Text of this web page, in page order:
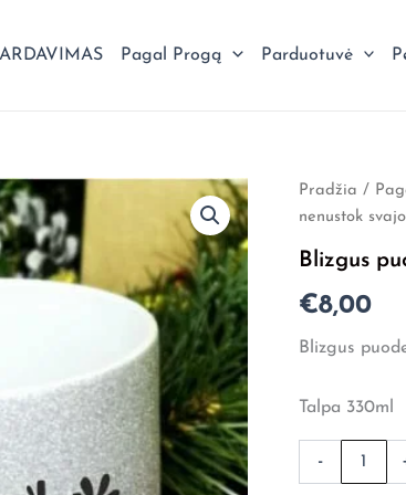
Pagal Progą Parduotuvė
Pradžia /
nenustok
Blizgus
€8,00
Blizgus
Talpa 330ml
-
produkto
kiekis:
puodelis
glitter
silver
"Niekada
nenustok